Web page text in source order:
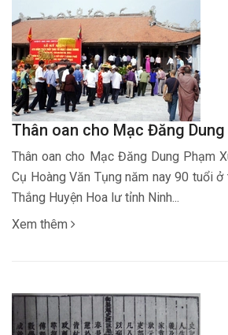
Thân oan cho Mạc Đăng Dung
Thân oan cho Mạc Đăng Dung Phạm
Cụ Hoàng Văn Tụng năm nay 90 tuổi ở
Thắng Huyện Hoa lư tỉnh Ninh...
Xem thêm